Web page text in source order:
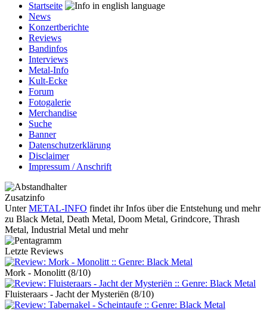
Startseite
News
Konzertberichte
Reviews
Bandinfos
Interviews
Metal-Info
Kult-Ecke
Forum
Fotogalerie
Merchandise
Suche
Banner
Datenschutzerklärung
Disclaimer
Impressum / Anschrift
Zusatzinfo
UnterMETAL-INFO findet ihr Infos über die Entstehung und mehr
zu Black Metal, Death Metal, Doom Metal, Grindcore, Thrash
Metal, Industrial Metal und mehr
Letzte Reviews
Mork - Monolitt (8/10)
Fluisteraars - Jacht der Mysteriën (8/10)